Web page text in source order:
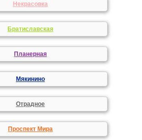
Некрасовка
Братиславская
Планерная
Мякинино
Отрадное
Проспект Мира